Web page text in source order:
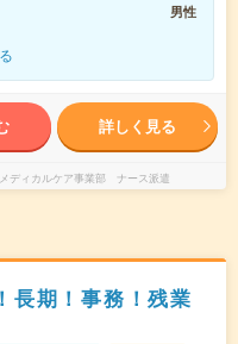
男性
詳しく見る
ディカルケア事業部 ナース派遣
長期！事務！残業